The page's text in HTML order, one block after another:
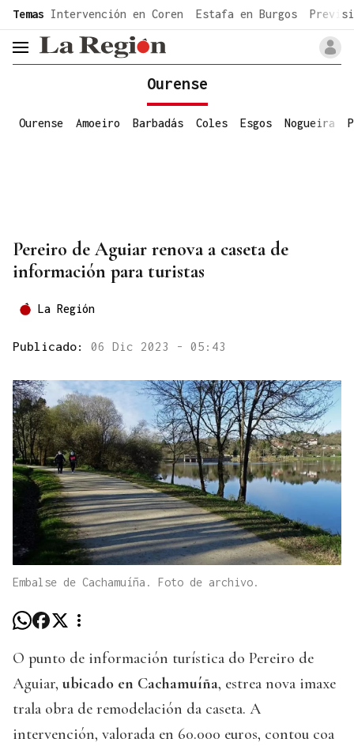
common.go-to-content
Temas Intervención en Coren Estafa en Burgos
header.menu.open
Ourense
Ourense Amoeiro Barbadás Coles Esgos Nogueira
Pereiro de Aguiar renova a caseta de
información para turistas
La Región
Publicado: 06 Dic 2023 - 05:43
Embalse de Cachamuíña. Foto de archivo.
O punto de información turística do Pereiro de
Aguiar, ubicado en Cachamuíña, estrea nova imaxe
trala obra de remodelación da caseta. A
intervención, valorada en 60.000 euros, contou coa